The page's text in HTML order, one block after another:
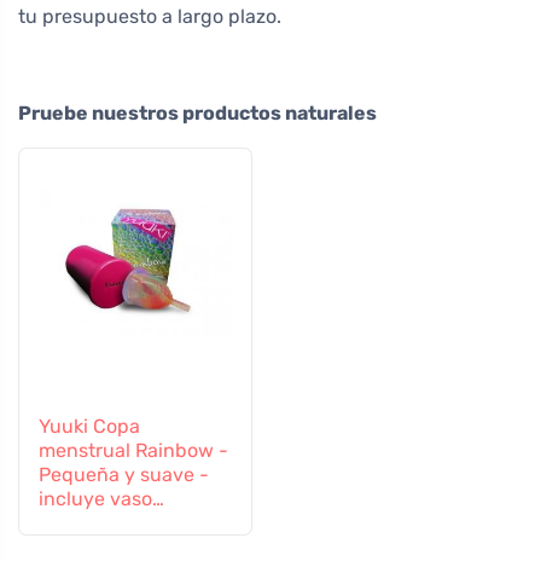
tu presupuesto a largo plazo.
Pruebe nuestros productos naturales
Yuuki Copa
menstrual Rainbow -
Pequeña y suave -
incluye vaso